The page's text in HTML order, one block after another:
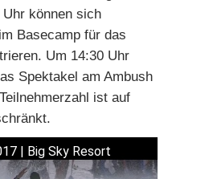
können sich
Basecamp für das
Um 14:30 Uhr
Spektakel am Ambush
ist auf
| Big Sky Resort